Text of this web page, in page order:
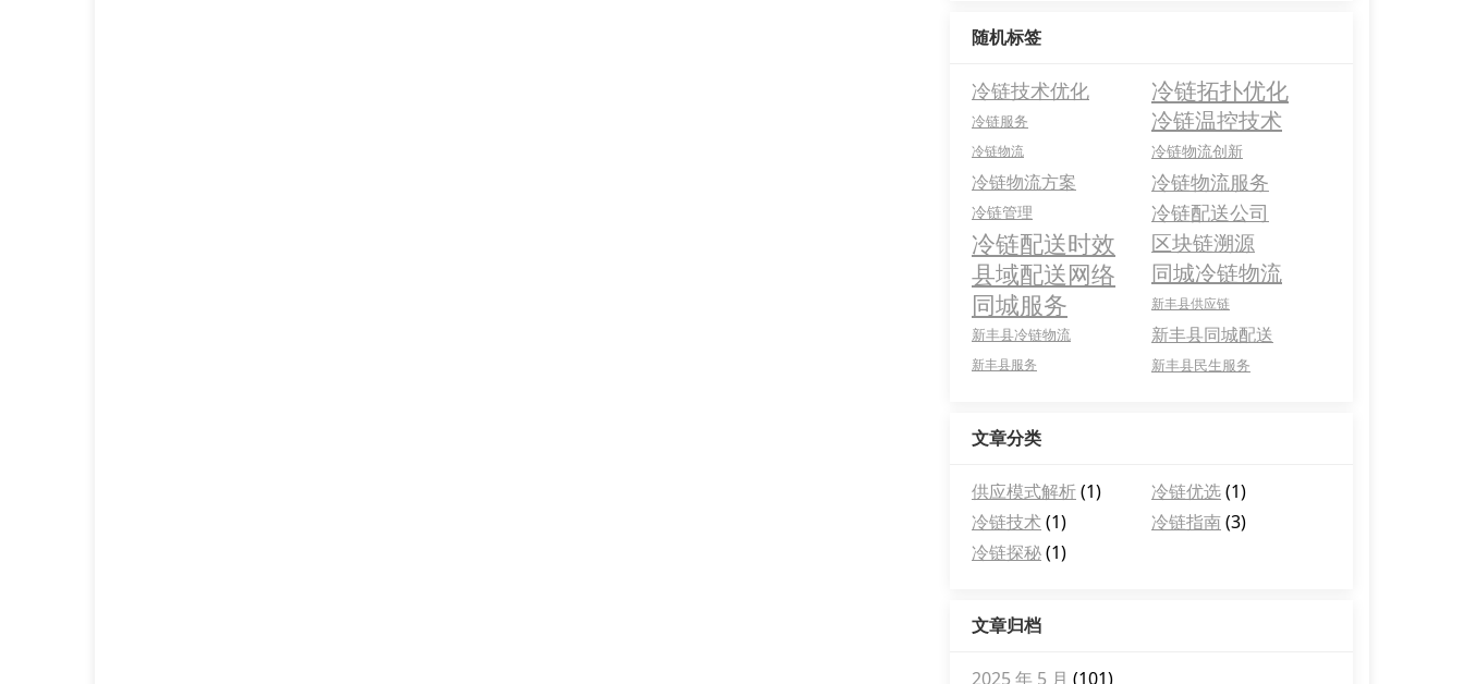
随机标签
冷链技术优化 冷链拓扑优化
冷链服务 冷链温控技术
冷链物流 冷链物流创新
冷链物流方案 冷链物流服务
冷链管理 冷链配送公司
冷链配送时效 区块链溯源
县域配送网络 同城冷链物流
同城服务 新丰县供应链
新丰县冷链物流 新丰县同城配送
新丰县服务 新丰县民生服务
文章分类
供应模式解析(1) 冷链优选(1)
冷链技术(1) 冷链指南(3)
冷链探秘(1)
文章归档
2025 年 5 月 (101)